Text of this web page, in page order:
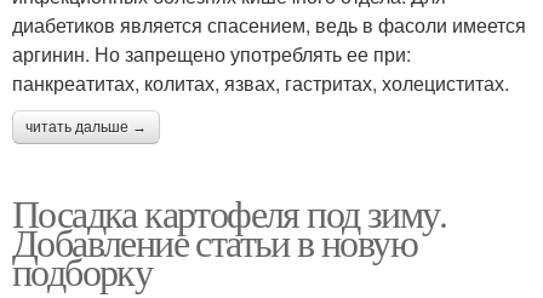
диабетиков является спасением, ведь в фасоли имеется
аргинин. Но запрещено употреблять ее при:
панкреатитах, колитах, язвах, гастритах, холециститах.
читать дальше →
Посадка картофеля под зиму.
Добавление статьи в новую
подборку